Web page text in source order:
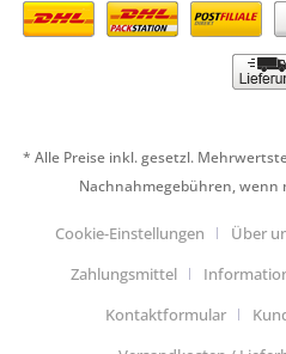
* Alle Preise inkl. gesetzl.
Nachnahmegebühren, wenn
Cookie-Einstellungen Über
Zahlungsmittel
Kontaktformular